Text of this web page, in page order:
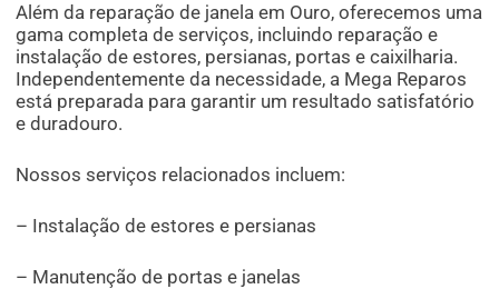
Além da reparação de janela em Ouro, oferecemos uma
gama completa de serviços, incluindo reparação e
instalação de estores, persianas, portas e caixilharia.
Independentemente da necessidade, a Mega Reparos
está preparada para garantir um resultado satisfatório
e duradouro.
Nossos serviços relacionados incluem:
– Instalação de estores e persianas
– Manutenção de portas e janelas